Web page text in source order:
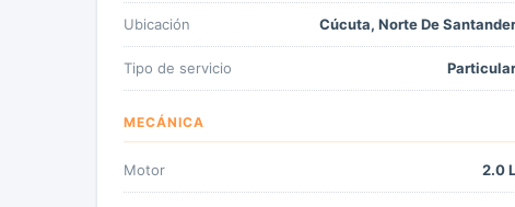
Ubicación Cúcuta, Norte De Santander
Tipo de servicio Particular
MECÁNICA
Motor 2.0 L